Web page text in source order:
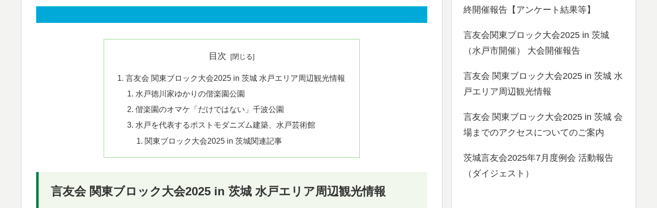
目次
言友会 関東ブロック大会2025 in 茨城 水戸エリア周辺観光情報
水戸徳川家ゆかりの偕楽園公園
偕楽園のオマケ「だけではない」千波公園
水戸を代表するポストモダニズム建築、水戸芸術館
関東ブロック大会2025 in 茨城関連記事
言友会 関東ブロック大会2025 in 茨城 水戸エリア周辺観光情報
終開催報告【アンケート結果等】
言友会関東ブロック大会2025 in 茨城
（水戸市開催） 大会開催報告
言友会 関東ブロック大会2025 in 茨城 水
戸エリア周辺観光情報
言友会 関東ブロック大会2025 in 茨城 会
場までのアクセスについてのご案内
茨城言友会2025年7月度例会 活動報告
（ダイジェスト）